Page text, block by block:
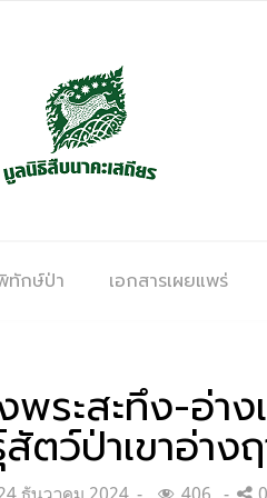
ทักษ์ป่า เอกสารเผยแพร่
ระสะทึง-อ่า
ตว์ป่าเขาอ่างฤ
ธันวาคม 2024 406 0